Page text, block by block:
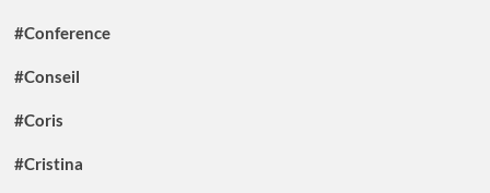
#Conference
#Conseil
#Coris
#Cristina